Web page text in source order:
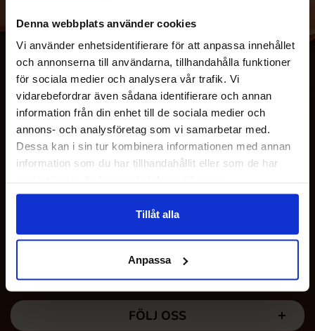
Denna webbplats använder cookies
Vi använder enhetsidentifierare för att anpassa innehållet
och annonserna till användarna, tillhandahålla funktioner
för sociala medier och analysera vår trafik. Vi
vidarebefordrar även sådana identifierare och annan
information från din enhet till de sociala medier och
annons- och analysföretag som vi samarbetar med.
Dessa kan i sin tur kombinera informationen med annan
information som du har tillhandahållit eller som de har
Tillåt alla
Anpassa
MINA SIDOR
FÖLJ OSS